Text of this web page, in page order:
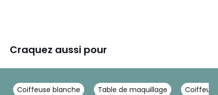
Craquez aussi pour
Coiffeuse blanche Table de maquillage